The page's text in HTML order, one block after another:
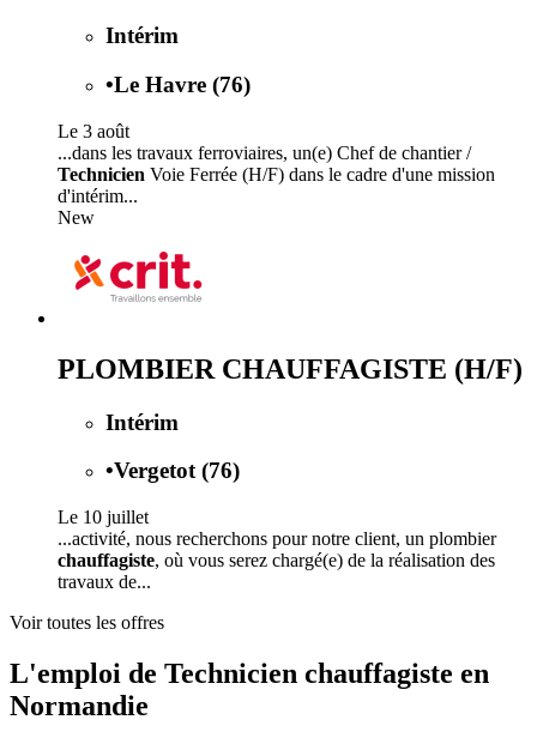
Intérim
•Le Havre (76)
Le 3 août
...dans les travaux ferroviaires, un(e) Chef de chantier /
Technicien Voie Ferrée (H/F) dans le cadre d'une mission
d'intérim...
New
PLOMBIER CHAUFFAGISTE (H/F)
Intérim
•Vergetot (76)
Le 10 juillet
...activité, nous recherchons pour notre client, un plombier
chauffagiste, où vous serez chargé(e) de la réalisation des
travaux de...
Voir toutes les offres
L'emploi de Technicien chauffagiste en
Normandie